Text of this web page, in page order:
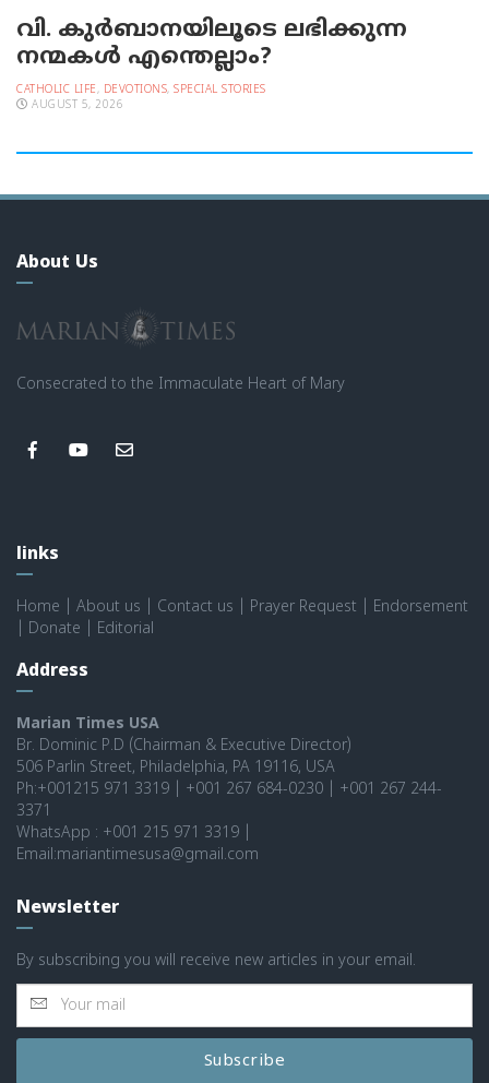
വി. കുര്‍ബാനയിലൂടെ ലഭിക്കുന്ന
നന്മകള്‍ എന്തെല്ലാം?
CATHOLIC LIFE, DEVOTIONS, SPECIAL STORIES
AUGUST 5, 2026
About Us
Consecrated to the Immaculate Heart of Mary
links
Home About us Contact us Prayer Request
Endorsement
Donate Editorial
Address
Marian Times USA
Br. Dominic P.D (Chairman & Executive Director)
506 Parlin Street, Philadelphia, PA 19116, USA
Ph:+001215 971 3319 | +001 267 684-0230 | +001 267 244-
3371
WhatsApp : +001 215 971 3319 |
Email:mariantimesusa@gmail.com
Newsletter
By subscribing you will receive new articles in your email.
Subscribe